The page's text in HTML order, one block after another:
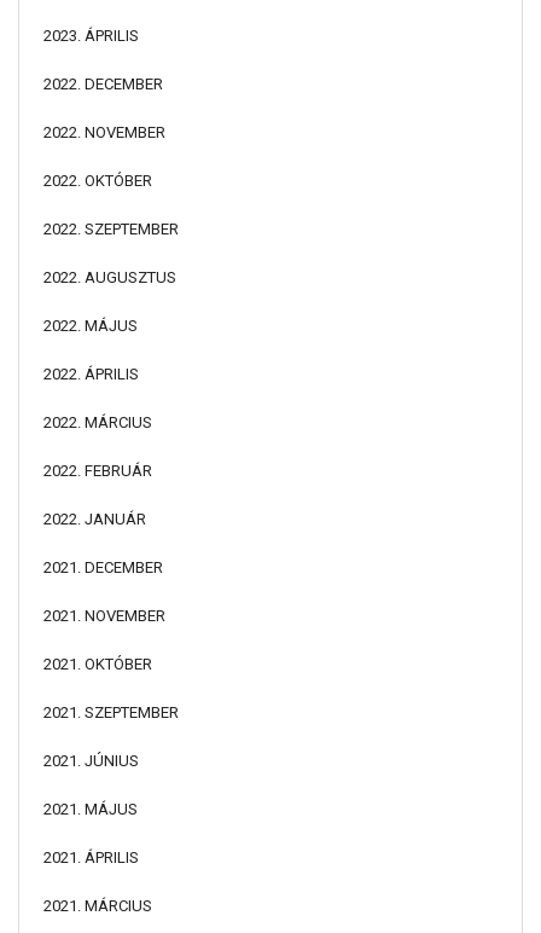
2023. ÁPRILIS
2022. DECEMBER
2022. NOVEMBER
2022. OKTÓBER
2022. SZEPTEMBER
2022. AUGUSZTUS
2022. MÁJUS
2022. ÁPRILIS
2022. MÁRCIUS
2022. FEBRUÁR
2022. JANUÁR
2021. DECEMBER
2021. NOVEMBER
2021. OKTÓBER
2021. SZEPTEMBER
2021. JÚNIUS
2021. MÁJUS
2021. ÁPRILIS
2021. MÁRCIUS